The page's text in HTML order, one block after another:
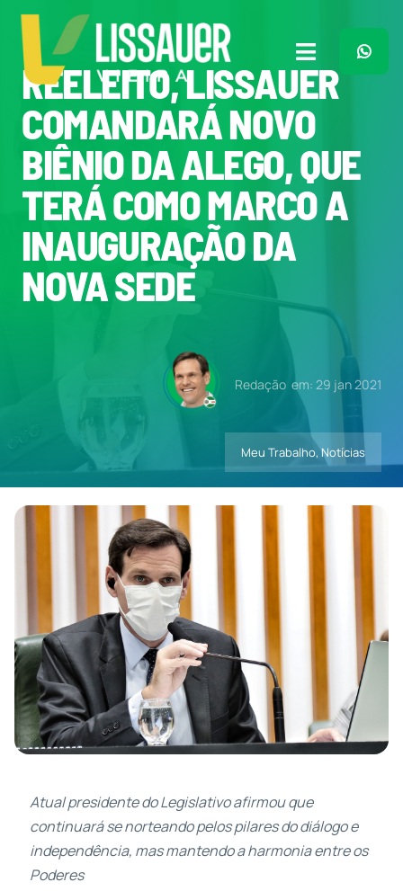
para
conteúdo
Toggle
Navigation
Home
Plano de Governo
Meu Trabalho
O Que Penso
REELEITO, LISSAUER
COMANDARÁ NOVO
BIÊNIO DA ALEGO, QUE
TERÁ COMO MARCO A
INAUGURAÇÃO DA
NOVA SEDE
Redação em: 29 jan 2021
Meu Trabalho,Notícias
Atual presidente do Legislativo afirmou que
continuará se norteando pelos pilares do diálogo e
independência, mas mantendo a harmonia entre os
Poderes